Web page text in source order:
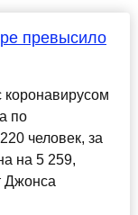
превысило
коронавирусом
по
человек, за
на 5 259,
Джонса